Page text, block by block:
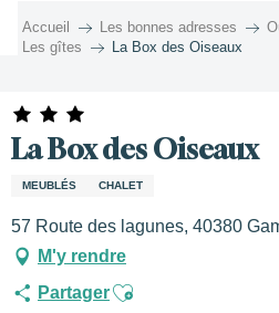
Accueil Les bonnes adresses
Les gîtes
La Box des Oiseaux
La Box des Oiseaux
MEUBLÉS CHALET
57 Route des lagunes, 40380
M'y rendre
PartagerAjouter aux favoris